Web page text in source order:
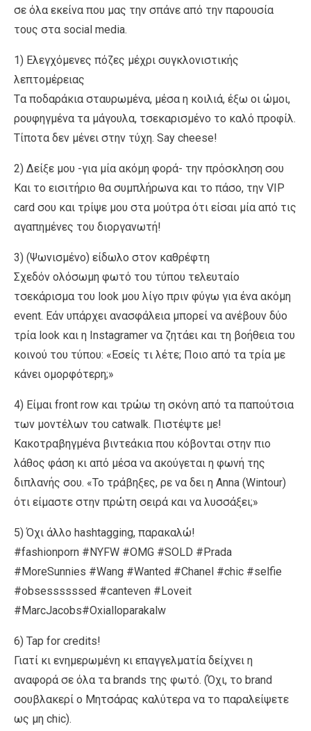
σε όλα εκείνα που μας την σπάνε από την παρουσία
τους στα social media.
1) Ελεγχόμενες πόζες μέχρι συγκλονιστικής
λεπτομέρειας
Tα ποδαράκια σταυρωμένα, μέσα η κοιλιά, έξω οι ώμοι,
ρουφηγμένα τα μάγουλα, τσεκαρισμένο το καλό προφίλ.
Τίποτα δεν μένει στην τύχη. Say cheese!
2) Δείξε μου -για μία ακόμη φορά- την πρόσκληση σου
Και το εισιτήριο θα συμπλήρωνα και το πάσο, την VIP
card σου και τρίψε μου στα μούτρα ότι είσαι μία από τις
αγαπημένες του διοργανωτή!
3) (Ψωνισμένο) είδωλο στον καθρέφτη
Σχεδόν ολόσωμη φωτό του τύπου τελευταίο
τσεκάρισμα του look μου λίγο πριν φύγω για ένα ακόμη
event. Εάν υπάρχει ανασφάλεια μπορεί να ανέβουν δύο
τρία look και η Instagramer να ζητάει και τη βοήθεια του
κοινού του τύπου: «Εσείς τι λέτε; Ποιο από τα τρία με
κάνει ομορφότερη;»
4) Eίμαι front row και τρώω τη σκόνη από τα παπούτσια
των μοντέλων του catwalk. Πιστέψτε με!
Κακοτραβηγμένα βιντεάκια που κόβονται στην πιο
λάθος φάση κι από μέσα να ακούγεται η φωνή της
διπλανής σου. «Το τράβηξες, ρε να δει η Anna (Wintour)
ότι είμαστε στην πρώτη σειρά και να λυσσάξει;»
5) Όχι άλλο hashtagging, παρακαλώ!
#fashionporn #NYFW #OMG #SOLD #Prada
#MoreSunnies #Wang #Wanted #Chanel #chic #selfie
#obsessssssed #canteven #Loveit
#MarcJacobs#Oxialloparakalw
6) Tap for credits!
Γιατί κι ενημερωμένη κι επαγγελματία δείχνει η
αναφορά σε όλα τα brands της φωτό. (Όχι, το brand
σουβλακερί ο Μητσάρας καλύτερα να το παραλείψετε
ως μη chic).